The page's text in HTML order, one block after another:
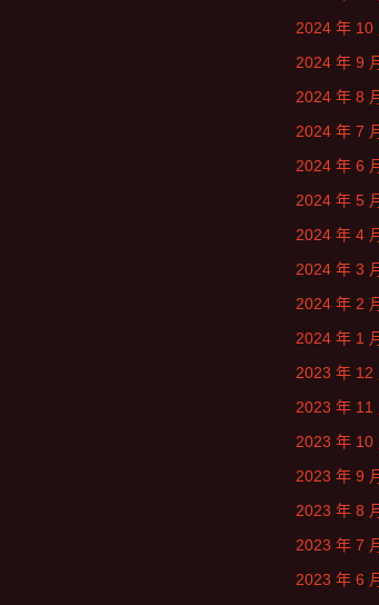
2024 年 10
2024 年 9
2024 年 8
2024 年 7
2024 年 6
2024 年 5
2024 年 4
2024 年 3
2024 年 2
2024 年 1
2023 年 12
2023 年 11
2023 年 10
2023 年 9
2023 年 8
2023 年 7
2023 年 6